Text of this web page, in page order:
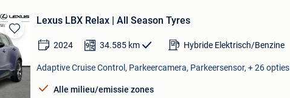
Bewaren
in
Mijn
Favorieten
Lexus LBX Relax | All Season Tyres
2024 34.585 km Hybride Elektrisch/Benzine
Adaptive Cruise Control, Parkeercamera, Parkeersensor, + 26 opties
Alle milieu/emissie zones